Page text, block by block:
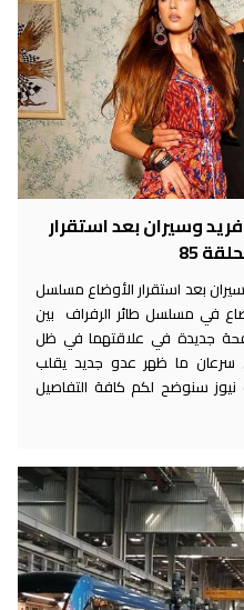
وسيران بعد استقرار
85
بعد استقرار الأوضاع مسلسل
في مسلسل طائر الرفراف بين
جديدة في علاقتهما في ظل
سرعان ما ظهر عدو جديد يقلب
سنوضح لكم كافة التفاصيل